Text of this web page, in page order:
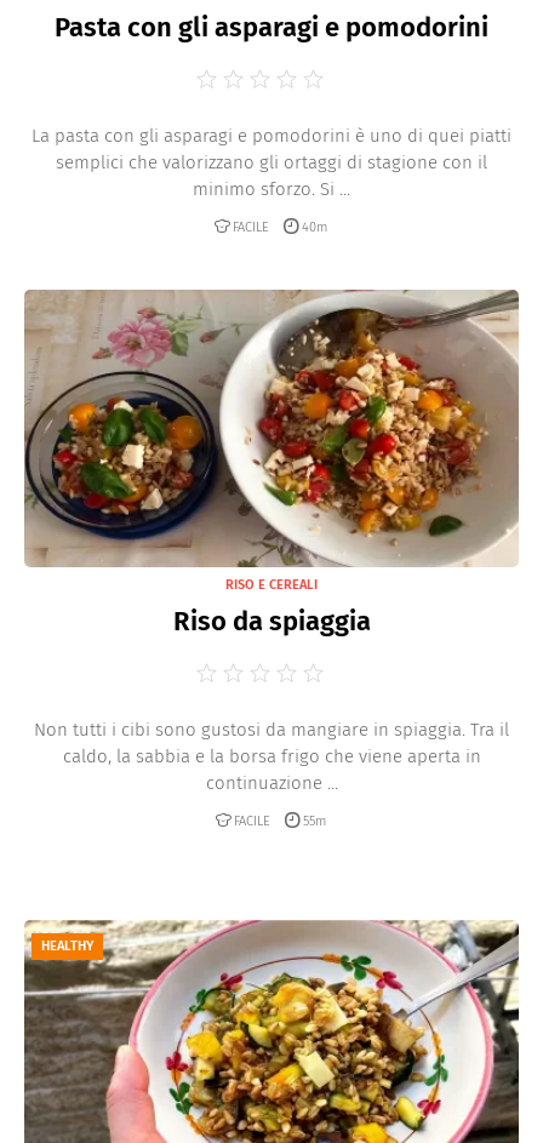
Pasta con gli asparagi e pomodorini
La pasta con gli asparagi e pomodorini è uno di quei piatti
semplici che valorizzano gli ortaggi di stagione con il
minimo sforzo. Si ...
FACILE 40m
RISO E CEREALI
Riso da spiaggia
Non tutti i cibi sono gustosi da mangiare in spiaggia. Tra il
caldo, la sabbia e la borsa frigo che viene aperta in
continuazione ...
FACILE 55m
HEALTHY